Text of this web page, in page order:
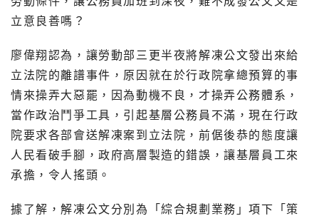
立意良善嗎？
廖偉翔認為，讓勞動部三更半夜將解凍公文發出來給
立法院的離譜事件，原因就在於行政院拿總預算的事
情來操弄大惡罷，因為動機不良，才操弄公務體系，
當作政治鬥爭工具，引起基層公務員不滿，現在行政
院要求各部會送解凍案到立法院，前倨後恭的態度讓
人民看破手腳，政府高層製造的錯誤，讓基層員工來
承擔，令人搖頭。
據了解，解凍公文分別為「綜合規劃業務」項下「策